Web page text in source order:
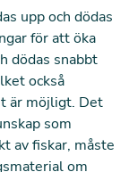
upp och dödas
för att öka
dödas snabbt
också
är möjligt. Det
som
av fiskar, måste
om